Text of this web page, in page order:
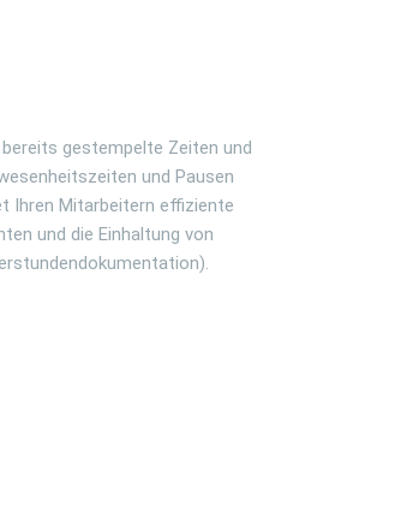
gestempelte Zeiten und
und Pausen
Ihren Mitarbeitern effiziente
und die Einhaltung von